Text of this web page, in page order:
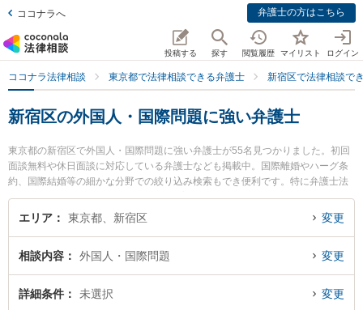
ココナラへ 弁護士の方はこちら
投稿する 探す 閲覧履歴 マイリスト ログイン
ココナラ法律相談 東京都で法律相談できる弁護士 新宿区で法律相談で
新宿区の外国人・国際問題に強い弁護士
東京都の新宿区で外国人・国際問題に強い弁護士が55名見つかりました。初回
面談無料や休日面談に対応している弁護士なども掲載中。国際離婚やハーグ条
約、国際結婚等の細かな分野での絞り込み検索もでき便利です。特に弁護士法
人東日本総合法律会計事務所の池田 佳謙弁護士や東京CITY LIGHT法律事務所の
趙 良弁護士、野口敏郎法律事務所の野口 敏郎弁護士のプロフィール情報や弁護
のトラブル解決の実績豊富な近くの弁護士を検索したい』『初回相談無料で外
国人・国際問題を法律相談できる新宿区内の弁護士に相談予約したい』などで
お困りの相談者さんにおすすめです。
エリア 東京都、新宿区 変更
相談内容 外国人・国際問題 変更
詳細条件 未選択 変更